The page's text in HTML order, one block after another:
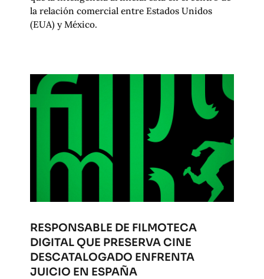
la relación comercial entre Estados Unidos
(EUA) y México.
RESPONSABLE DE FILMOTECA
DIGITAL QUE PRESERVA CINE
DESCATALOGADO ENFRENTA
JUICIO EN ESPAÑA